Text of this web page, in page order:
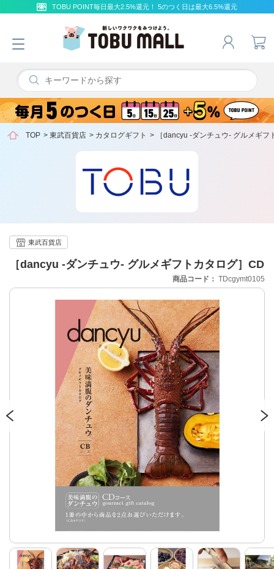
TOBU POINT毎日最大2.5%還元！ 5のつく日は最大6.5%還元
TOP > 東武百貨店 > カタログギフト > ［dancyu -ダンチュウ- グルメギフ
［dancyu -ダンチュウ- グルメギフトカタログ］CD
東武百貨店
商品コード TDcgymt0105